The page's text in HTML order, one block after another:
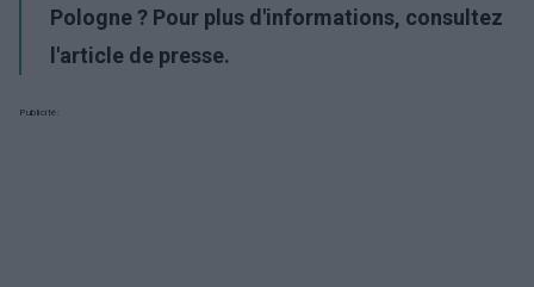
Pologne ? Pour plus d'informations, consultez
l'article de presse.
Publicité: